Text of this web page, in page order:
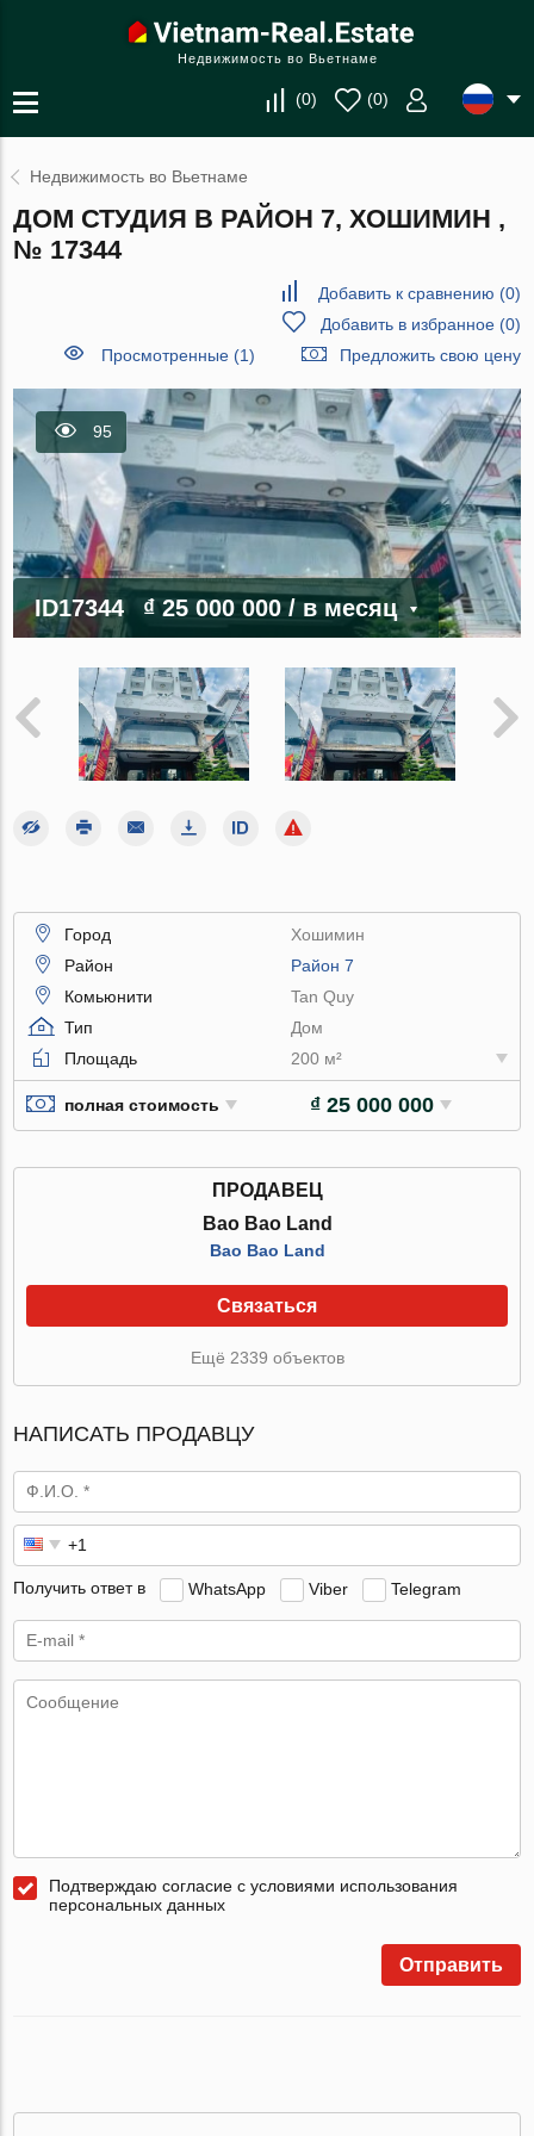
Недвижимость во Вьетнаме
(0) (0)
Недвижимость во Вьетнаме
ДОМ СТУДИЯ В РАЙОН 7, ХОШИМИН ,
№ 17344
Добавить к сравнению (0)
Добавить в избранное(0)
Просмотренные (1)
Предложить свою цену
95
ID17344 ₫ 25 000 000/ в месяц
Город
Хошимин
Район
Район 7
Комьюнити
Tan Quy
Тип
Дом
Площадь
200 м²
полная стоимость ₫ 25 000 000
ПРОДАВЕЦ
Bao Bao Land
Bao Bao Land
Связаться
Ещё 2339 объектов
НАПИСАТЬ ПРОДАВЦУ
Получить ответ в WhatsApp Viber Telegram
Подтверждаю согласие с условиями использования
персональных данных
Отправить